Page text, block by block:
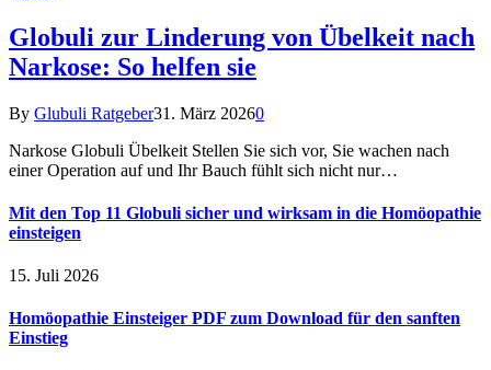
Globuli zur Linderung von Übelkeit nach
Narkose: So helfen sie
By Glubuli Ratgeber31. März 20260
Narkose Globuli Übelkeit Stellen Sie sich vor, Sie wachen nach
einer Operation auf und Ihr Bauch fühlt sich nicht nur…
Mit den Top 11 Globuli sicher und wirksam in die Homöopathie
einsteigen
15. Juli 2026
Homöopathie Einsteiger PDF zum Download für den sanften
Einstieg